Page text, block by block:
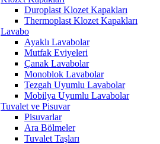
Duroplast Klozet Kapakları
Thermoplast Klozet Kapakları
Lavabo
Ayaklı Lavabolar
Mutfak Eviyeleri
Çanak Lavabolar
Monoblok Lavabolar
Tezgah Uyumlu Lavabolar
Mobilya Uyumlu Lavabolar
Tuvalet ve Pisuvar
Pisuvarlar
Ara Bölmeler
Tuvalet Taşları